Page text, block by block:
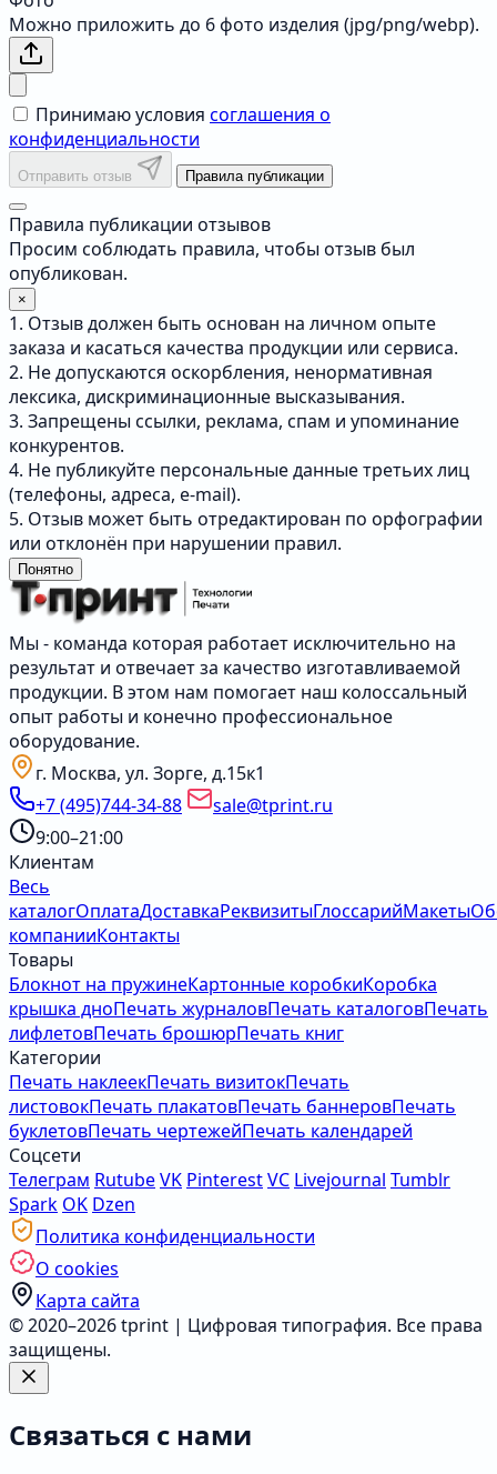
Можно приложить до 6 фото изделия (jpg/png/webp).
Принимаю условия соглашения о
конфиденциальности
Отправить отзыв Правила публикации
Правила публикации отзывов
Просим соблюдать правила, чтобы отзыв был
опубликован.
×
1. Отзыв должен быть основан на личном опыте
заказа и касаться качества продукции или сервиса.
2. Не допускаются оскорбления, ненормативная
лексика, дискриминационные высказывания.
3. Запрещены ссылки, реклама, спам и упоминание
конкурентов.
4. Не публикуйте персональные данные третьих лиц
(телефоны, адреса, e-mail).
5. Отзыв может быть отредактирован по орфографии
или отклонён при нарушении правил.
Понятно
Мы - команда которая работает исключительно на
результат и отвечает за качество изготавливаемой
продукции. В этом нам помогает наш колоссальный
опыт работы и конечно профессиональное
оборудование.
г. Москва, ул. Зорге, д.15к1
+7 (495)744-34-88
sale@tprint.ru
9:00–21:00
Клиентам
Весь
каталогОплатаДоставкаРеквизитыГлоссарийМакеты
компанииКонтакты
Товары
Блокнот на пружинеКартонные коробкиКоробка
крышка дноПечать журналовПечать каталоговПечать
лифлетовПечать брошюрПечать книг
Категории
Печать наклеекПечать визитокПечать
листовокПечать плакатовПечать баннеровПечать
буклетовПечать чертежейПечать календарей
Соцсети
Телеграм RutubeVK PinterestVC Livejournal Tumblr
Spark OK Dzen
Политика конфиденциальности
О cookies
Карта сайта
© 2020–2026 tprint | Цифровая типография. Все права
защищены.
Связаться с нами